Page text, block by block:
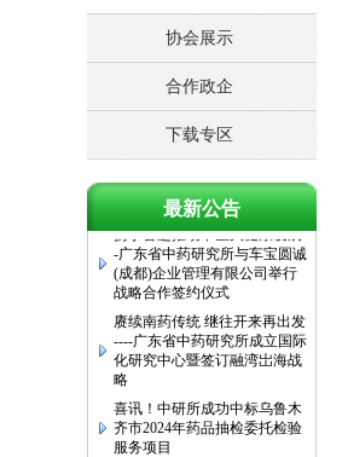
协会展示
合作政企
下载专区
最新公告
学技术奖的公示
关于推荐申报2024年度广东省
农业技术推广奖的公示（第一
广东省中药研究所圆满完成乌
鲁木齐市2024年药品抽检委托
加速国际化发展研讨会
携手奋进推动中医大健康发展-
-广东省中药研究所与车宝圆诚
(成都)企业管理有限公司举行
战略合作签约仪式
----广东省中药研究所成立国际
化研究中心暨签订融湾岀海战
略
齐市2024年药品抽检委托检验
服务项目